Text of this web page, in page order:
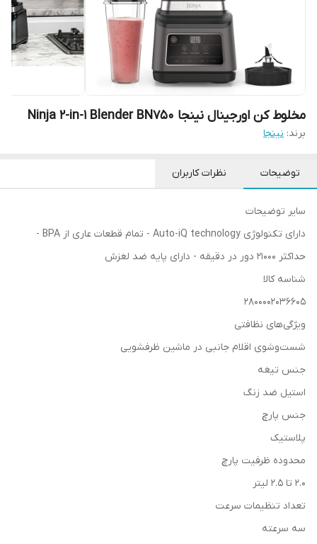
مخلوط کن اورجینال نینجا Ninja 2-in-1 Blender BN750
برند: نینجا
توضیحات نظرات کاربران
سایر توضیحات
دارای تکنولوژی Auto-iQ technology - تمام قطعات عاری از BPA -
حداکثر ۲۱۰۰۰ دور در دقیقه - دارای پایه ضد لغزش
شناسه کالا
۲۸۰۰۰۰۲۰۳۶۶۰۵
ویژگی‌های نظافتی
شست‌وشوی اقلام جانبی در ماشین ظرفشویی
جنس تیغه
استیل ضد زنگ
جنس پارچ
پلاستیک
محدوده ظرفیت پارچ
۲.۰ تا ۲.۵ لیتر
تعداد تنظیمات سرعت
سه سرعته